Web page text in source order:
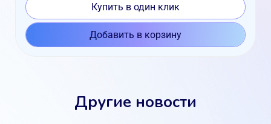
Купить в один клик
Добавить в корзину
Другие новости